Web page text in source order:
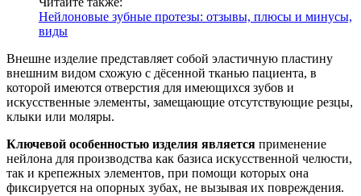
Нейлоновые зубные протезы: отзывы, плюсы и минусы,
виды
Внешне изделие представляет собой эластичную пластину
внешним видом схожую с дёсенной тканью пациента, в
которой имеются отверстия для имеющихся зубов и
искусственные элементы, замещающие отсутствующие резцы,
клыки или моляры.
Ключевой особенностью изделия является применение
нейлона для производства как базиса искусственной челюсти,
так и крепежных элементов, при помощи которых она
фиксируется на опорных зубах, не вызывая их повреждения.